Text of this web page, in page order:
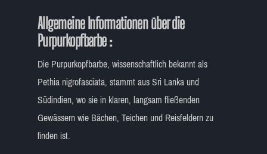
Allgemeine Informationen über die
Purpurkopfbarbe :
Die Purpurkopfbarbe, wissenschaftlich bekannt als
Pethia nigrofasciata, stammt aus Sri Lanka und
Südindien, wo sie in klaren, langsam fließenden
Gewässern wie Bächen, Teichen und Reisfeldern zu
finden ist.